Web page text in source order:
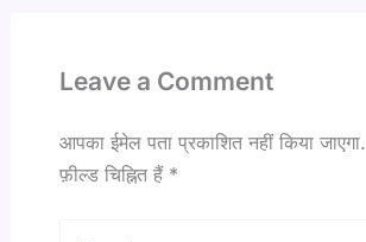
Leave a Comment
आपका ईमेल पता प्रकाशित नहीं किया जाएगा.
फ़ील्ड चिह्नित हैं *